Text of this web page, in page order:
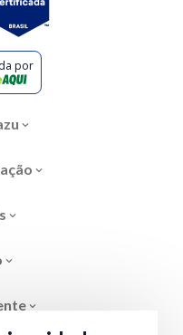
por